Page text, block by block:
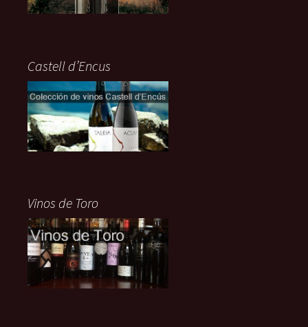
Castell d’Encus
Vinos de Toro